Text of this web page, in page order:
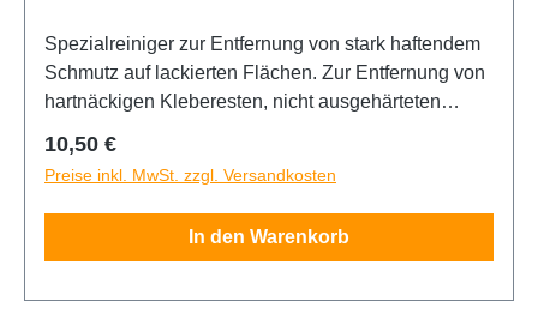
Spezialreiniger zur Entfernung von stark haftendem
Schmutz auf lackierten Flächen. Zur Entfernung von
hartnäckigen Kleberesten, nicht ausgehärteten
Schmierstoffe, Harze, Öle, Fette, Reste von
Nanoversiegelungen und Verunreinigungen durch
Graffiti. 500ml Flasche. Tipp: Bei einer
Folienbeklebung, bei stark verschmutzen
anschließend den grünen als Endreiniger
Regulärer Preis:
10,50 €
Preise inkl. MwSt. zzgl. Versandkosten
In den Warenkorb